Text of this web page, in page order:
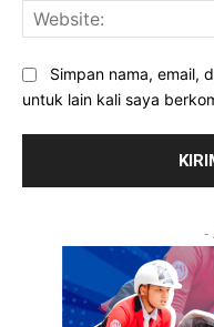
Simpan nama, email,
untuk lain kali saya
-